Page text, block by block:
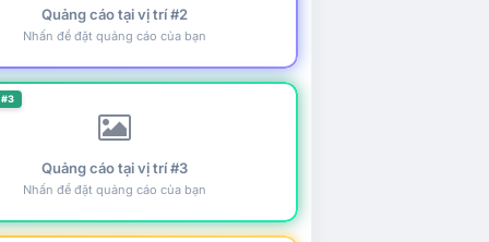
Quảng cáo tại vị trí #2
Nhấn để đặt quảng cáo của bạn
Quảng cáo tại vị trí #3
Nhấn để đặt quảng cáo của bạn